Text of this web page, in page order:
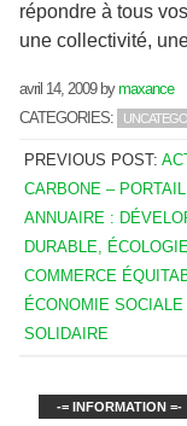
répondre à tous
une collectivité,
avril 14, 2009bymaxance
CATEGORIES:
PREVIOUS POST:
CARBONE –
ANNUAIRE :
DURABLE,
COMMERCE
ÉCONOMIE
SOLIDAIRE
-= INFORMATION =-